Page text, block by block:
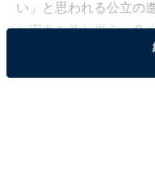
い」と思われる公立の
と実力を兼ね備え、多
どの学校だったのでし